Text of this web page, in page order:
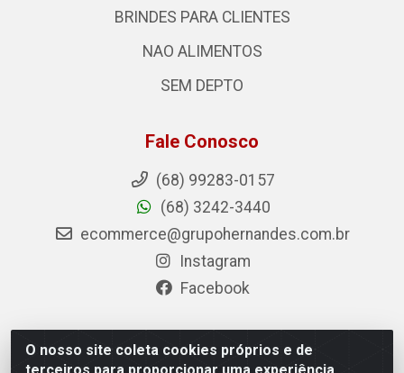
O nosso site coleta cookies próprios e de
BRINDES PARA CLIENTES
NAO ALIMENTOS
SEM DEPTO
Fale Conosco
(68) 99283-0157
(68) 3242-3440
ecommerce@grupohernandes.com.br
Instagram
Facebook
Hernandes - Atacado e Distribuições - Rodovia